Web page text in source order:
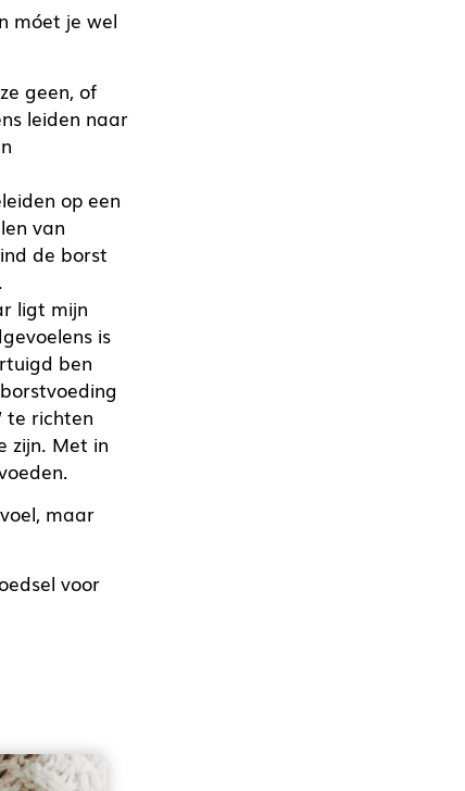
móet je wel
geen, of
leiden naar
op een
van
de borst
ligt mijn
is
ben
te richten
zijn. Met in
maar
voor